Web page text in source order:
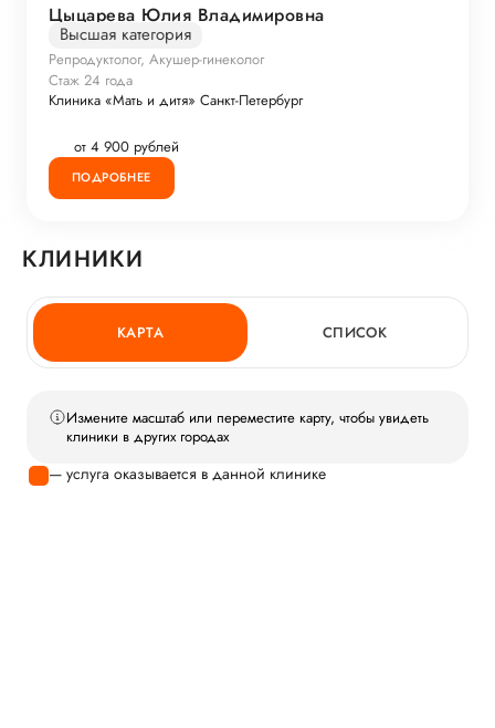
Цыцарева Юлия Владимировна
Высшая категория
Репродуктолог, Акушер-гинеколог
Стаж 24 года
Клиника «Мать и дитя» Санкт-Петербург
от 4 900 рублей
ПОДРОБНЕЕ
КЛИНИКИ
КАРТА СПИСОК
Измените масштаб или переместите карту, чтобы увидеть
клиники в других городах
— услуга оказывается в данной клинике